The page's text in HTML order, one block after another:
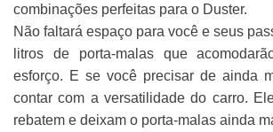
combinações perfeitas para o Duster.
Não faltará espaço para você e seus
litros de porta-malas que
esforço. E se você precisar de ainda
contar com a versatilidade do carro.
rebatem e deixam o porta-malas ainda